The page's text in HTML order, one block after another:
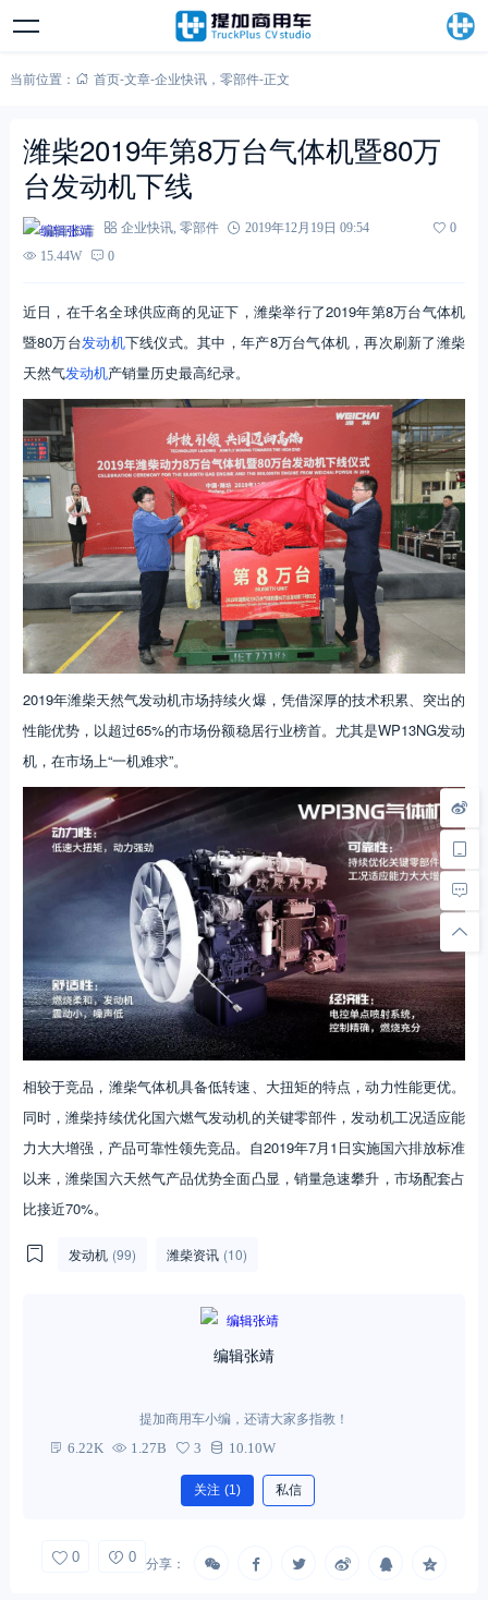
当前位置： 首页-文章-企业快讯， 零部件-正文
潍柴2019年第8万台气体机暨80万
台发动机下线
编辑张靖 企业快讯, 零部件 2019年12月19日 09:54
0
15.44W
0
近日，在千名全球供应商的见证下，潍柴举行了2019年第8万台气体机
暨80万台发动机下线仪式。其中，年产8万台气体机，再次刷新了潍柴
天然气发动机产销量历史最高纪录。
2019年潍柴天然气发动机市场持续火爆，凭借深厚的技术积累、突出的
性能优势，以超过65%的市场份额稳居行业榜首。尤其是WP13NG发动
机，在市场上“一机难求”。
相较于竞品，潍柴气体机具备低转速、大扭矩的特点，动力性能更优。
同时，潍柴持续优化国六燃气发动机的关键零部件，发动机工况适应能
力大大增强，产品可靠性领先竞品。自2019年7月1日实施国六排放标准
以来，潍柴国六天然气产品优势全面凸显，销量急速攀升，市场配套占
比接近70%。
发动机 (99) 潍柴资讯 (10)
编辑张靖
提加商用车小编，还请大家多指教！
6.22K 1.27B 3 10.10W
关注 (1) 私信
0 0 分享：